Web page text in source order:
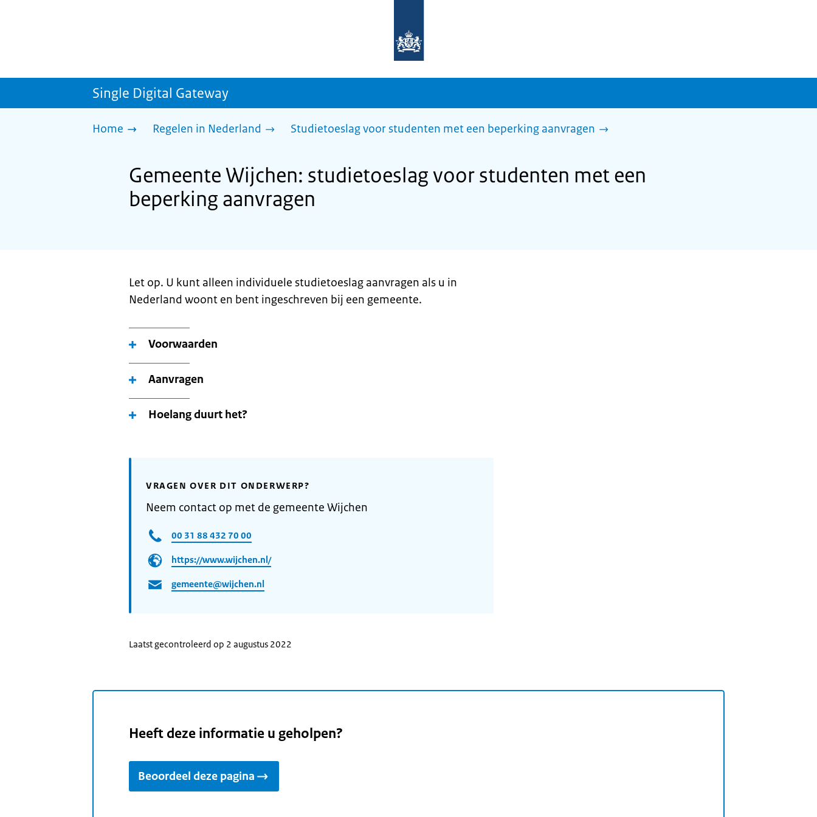
homepage
sdg.rijksoverheid.nl
Single Digital Gateway
Home Regelen in Nederland Studietoeslag voor studenten met een beperking aanvragen
Gemeente Wijchen: studietoeslag voor studenten met een
beperking aanvragen
Let op. U kunt alleen individuele studietoeslag aanvragen als u in
Nederland woont en bent ingeschreven bij een gemeente.
Voorwaarden
Aanvragen
Hoelang duurt het?
VRAGEN OVER DIT ONDERWERP?
Neem contact op met de gemeente Wijchen
00 31 88 432 70 00
https://www.wijchen.nl/
gemeente@wijchen.nl
Laatst gecontroleerd op 2 augustus 2022
Heeft deze informatie u geholpen?
Beoordeel deze pagina